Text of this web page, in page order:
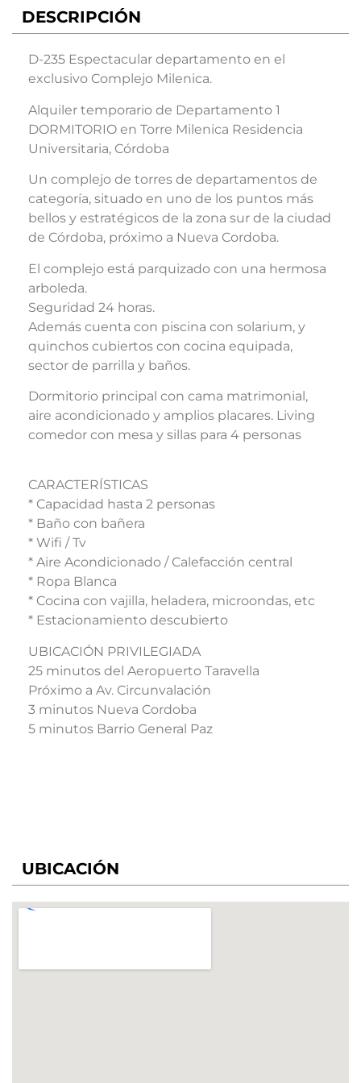
DESCRIPCIÓN
D-235 Espectacular departamento en el
exclusivo Complejo Milenica.
Alquiler temporario de Departamento 1
DORMITORIO en Torre Milenica Residencia
Universitaria, Córdoba
Un complejo de torres de departamentos de
categoría, situado en uno de los puntos más
bellos y estratégicos de la zona sur de la ciudad
de Córdoba, próximo a Nueva Cordoba.
El complejo está parquizado con una hermosa
arboleda.
Seguridad 24 horas.
Además cuenta con piscina con solarium, y
quinchos cubiertos con cocina equipada,
sector de parrilla y baños.
Dormitorio principal con cama matrimonial,
aire acondicionado y amplios placares. Living
comedor con mesa y sillas para 4 personas
CARACTERÍSTICAS
* Capacidad hasta 2 personas
* Baño con bañera
* Wifi / Tv
* Aire Acondicionado / Calefacción central
* Ropa Blanca
* Cocina con vajilla, heladera, microondas, etc
* Estacionamiento descubierto
UBICACIÓN PRIVILEGIADA
25 minutos del Aeropuerto Taravella
Próximo a Av. Circunvalación
3 minutos Nueva Cordoba
5 minutos Barrio General Paz
UBICACIÓN